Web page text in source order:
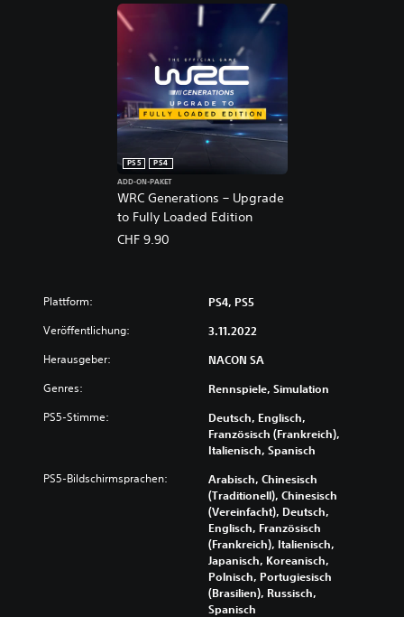
WRC Generations – Upgrade
to Fully Loaded Edition
PS5
PS4
ADD-ON-PAKET
CHF 9.90
Plattform: PS4, PS5
Veröffentlichung: 3.11.2022
Herausgeber: NACON SA
Genres: Rennspiele, Simulation
PS5-Stimme:
Deutsch, Englisch,
Französisch (Frankreich),
Italienisch, Spanisch
PS5-Bildschirmsprachen:
Arabisch, Chinesisch
(Traditionell), Chinesisch
(Vereinfacht), Deutsch,
Englisch, Französisch
(Frankreich), Italienisch,
Japanisch, Koreanisch,
Polnisch, Portugiesisch
(Brasilien), Russisch,
Spanisch